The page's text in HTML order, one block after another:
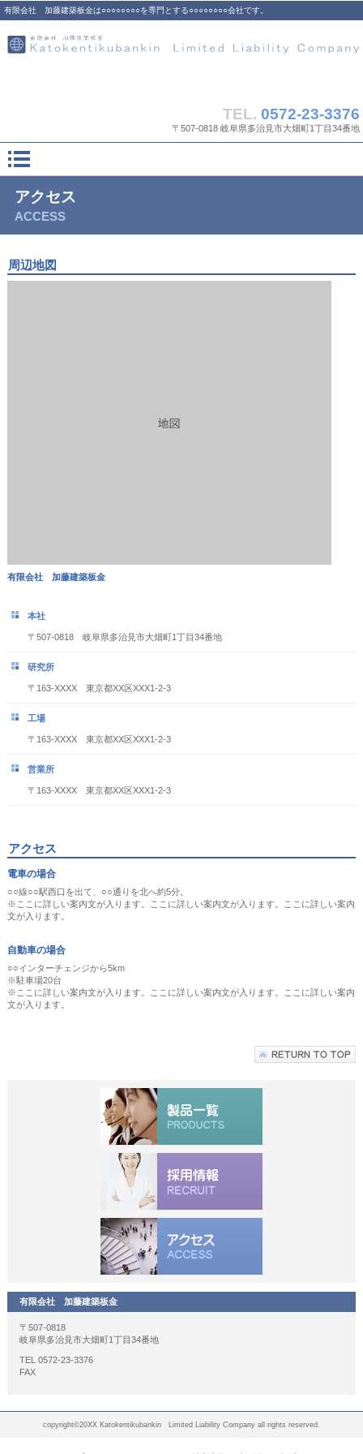
有限会社 加藤建築板金は○○○○○○○○を専門とする○○○○○○○○会社です。
TEL. 0572-23-3376
〒507-0818 岐阜県多治見市大畑町1丁目34番地
アクセス
ACCESS
周辺地図
有限会社 加藤建築板金
本社
〒507-0818 岐阜県多治見市大畑町1丁目34番地
研究所
〒163-XXXX 東京都XX区XXX1-2-3
工場
〒163-XXXX 東京都XX区XXX1-2-3
営業所
〒163-XXXX 東京都XX区XXX1-2-3
アクセス
電車の場合
○○線○○駅西口を出て、○○通りを北へ約5分。
※ここに詳しい案内文が入ります。ここに詳しい案内文が入ります。ここに詳しい案内
文が入ります。
自動車の場合
○○インターチェンジから5km
※駐車場20台
※ここに詳しい案内文が入ります。ここに詳しい案内文が入ります。ここに詳しい案内
文が入ります。
有限会社 加藤建築板金
〒507-0818
岐阜県多治見市大畑町1丁目34番地
TEL 0572-23-3376
FAX
copyright©20XX Katokentikubankin Limited Liability Company all rights reserved.